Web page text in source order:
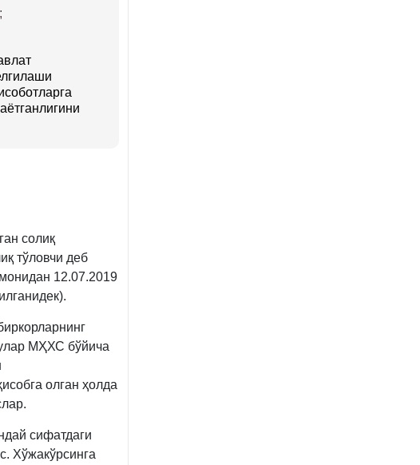
солиқ
тўловчи деб
12.07.2019
МҲХС бўйича
олган ҳолда
сифатдаги
Хўжакўрсинга